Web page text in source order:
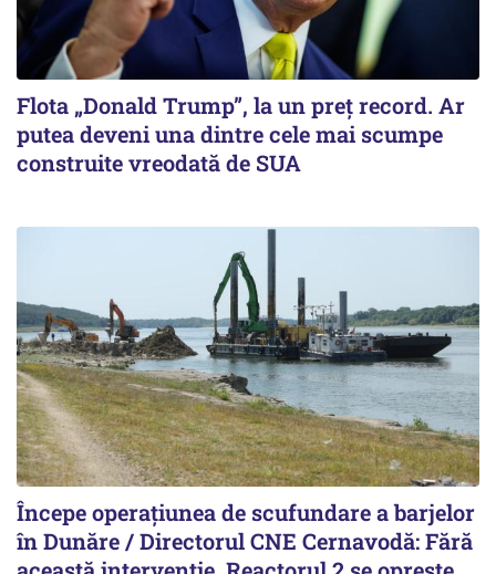
Flota „Donald Trump”, la un preț record. Ar
putea deveni una dintre cele mai scumpe
construite vreodată de SUA
Începe operațiunea de scufundare a barjelor
în Dunăre / Directorul CNE Cernavodă: Fără